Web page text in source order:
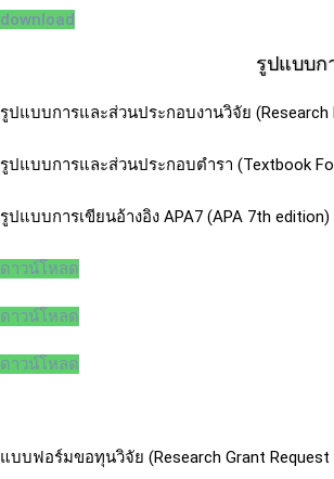
download
รูปแบบก
รูปแบบการและส่วนประกอบงานวิจัย (Research
รูปแบบการและส่วนประกอบตำรา (Textbook
รูปแบบการเขียนอ้างอิง APA7 (APA 7th edition)
ดาวน์โหลด
ดาวน์โหลด
ดาวน์โหลด
แบบฟอร์มขอทุนวิจัย (Research Grant Request